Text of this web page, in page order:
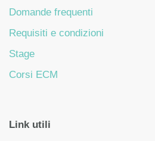
Domande frequenti
Requisiti e condizioni
Stage
Corsi ECM
Link utili